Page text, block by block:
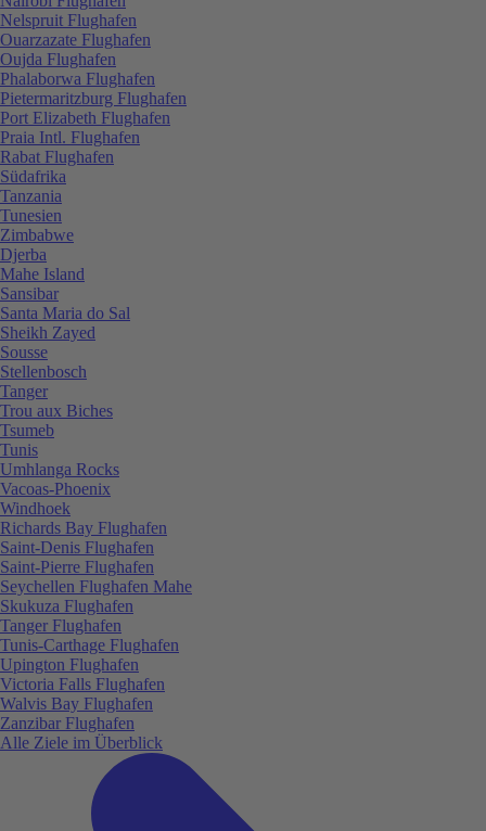
Nelspruit Flughafen
Ouarzazate Flughafen
Oujda Flughafen
Phalaborwa Flughafen
Pietermaritzburg Flughafen
Port Elizabeth Flughafen
Praia Intl. Flughafen
Rabat Flughafen
Südafrika
Tanzania
Tunesien
Zimbabwe
Djerba
Mahe Island
Sansibar
Santa Maria do Sal
Sheikh Zayed
Sousse
Stellenbosch
Tanger
Trou aux Biches
Tsumeb
Tunis
Umhlanga Rocks
Vacoas-Phoenix
Windhoek
Richards Bay Flughafen
Saint-Denis Flughafen
Saint-Pierre Flughafen
Seychellen Flughafen Mahe
Skukuza Flughafen
Tanger Flughafen
Tunis-Carthage Flughafen
Upington Flughafen
Victoria Falls Flughafen
Walvis Bay Flughafen
Zanzibar Flughafen
Alle Ziele im Überblick